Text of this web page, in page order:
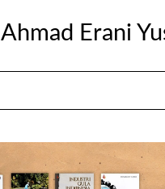
Ahmad Erani